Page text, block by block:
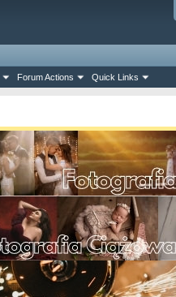
Forum Actions Quick Links